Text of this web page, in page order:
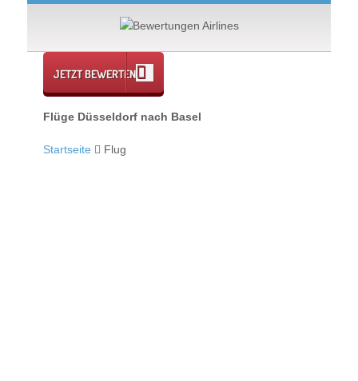
JETZT BEWERTEN
Flüge Düsseldorf nach Basel
Startseite Flug